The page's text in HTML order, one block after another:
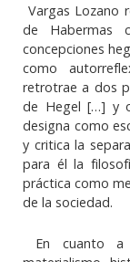
Vargas Lozano
de Habermas
concepciones
como
retrotrae a dos
de Hegel […] y
designa como
y critica la
para él la
práctica como
de la sociedad.
En cuanto a